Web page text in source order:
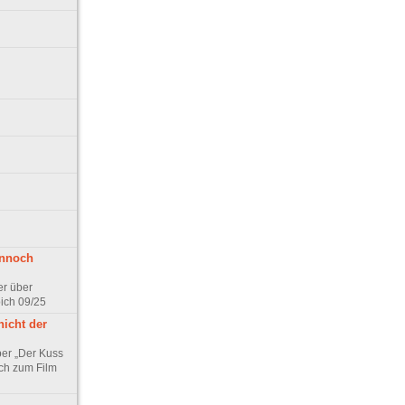
über
09/25
der
„Der Kuss
zum Film